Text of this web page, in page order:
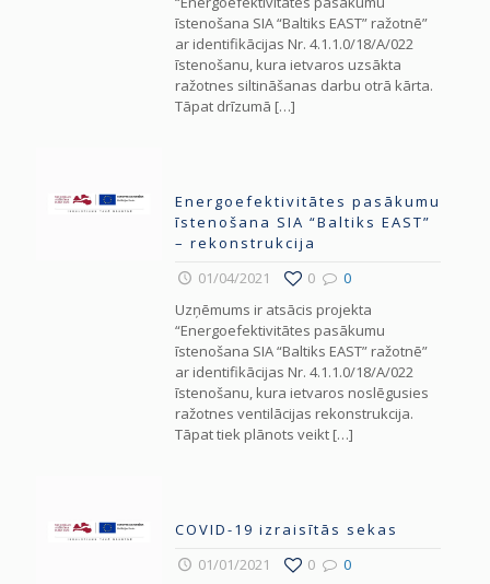
īstenošana SIA “Baltiks EAST” ražotnē”
ar identifikācijas Nr. 4.1.1.0/18/A/022
īstenošanu, kura ietvaros uzsākta
ražotnes siltināšanas darbu otrā kārta.
Tāpat drīzumā […]
Energoefektivitātes pasākumu
īstenošana SIA “Baltiks EAST”
– rekonstrukcija
01/04/2021
0
0
Uzņēmums ir atsācis projekta
“Energoefektivitātes pasākumu
īstenošana SIA “Baltiks EAST” ražotnē”
ar identifikācijas Nr. 4.1.1.0/18/A/022
īstenošanu, kura ietvaros noslēgusies
ražotnes ventilācijas rekonstrukcija.
Tāpat tiek plānots veikt[…]
COVID-19 izraisītās sekas
01/01/2021
0
0